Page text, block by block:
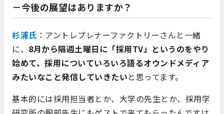
－今後の展望はありますか？
杉浦氏 ：アントレプレナーファクトリーさんと一緒
に、 8月から隔週土曜日に「採用TV」というのをやり
始めて、採用についていろいろ語るオウンドメディア
みたいなこと発信していきたいと思ってます。
基本的には採用担当者とか、大学の先生とか、採用学